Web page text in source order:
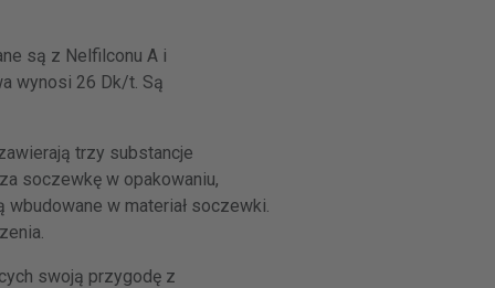
są z Nelfilconu A i
wynosi 26 Dk/t. Są
trzy substancje
soczewkę w opakowaniu,
w materiał soczewki.
swoją przygodę z